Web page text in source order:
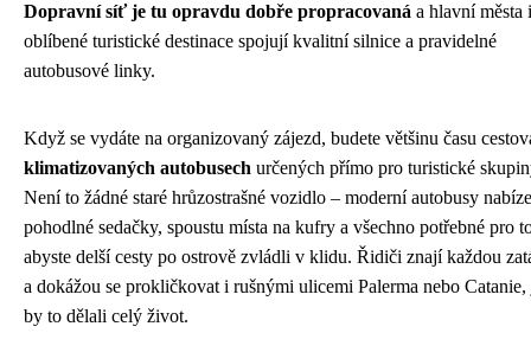
Dopravní síť je tu opravdu dobře propracovaná a hlavní města i
oblíbené turistické destinace spojují kvalitní silnice a pravidelné
autobusové linky.
Když se vydáte na organizovaný zájezd, budete většinu času
klimatizovaných autobusech určených přímo pro turistické
Není to žádné staré hrůzostrašné vozidlo – moderní autobusy
pohodlné sedačky, spoustu místa na kufry a všechno potřebné pro
abyste delší cesty po ostrově zvládli v klidu. Řidiči znají každou
a dokážou se prokličkovat i rušnými ulicemi Palerma nebo Catanie,
by to dělali celý život.